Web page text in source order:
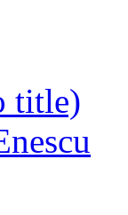
title)